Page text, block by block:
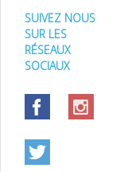
SUIVEZ NOUS
SUR LES
RÉSEAUX
SOCIAUX